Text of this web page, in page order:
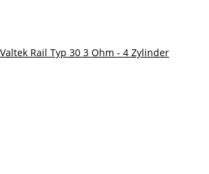
Valtek Rail Typ 30 3 Ohm - 4 Zylinder